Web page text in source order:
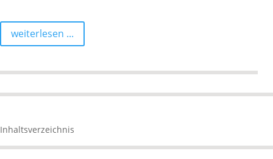
weiterlesen ...
Inhaltsverzeichnis